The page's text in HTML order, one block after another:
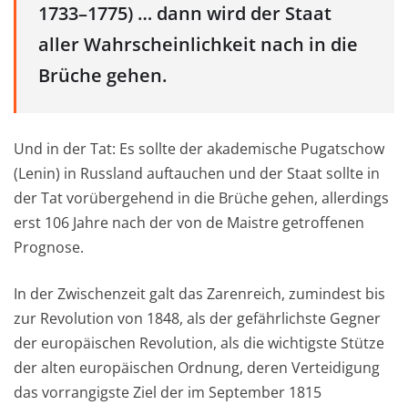
1733–1775) … dann wird der Staat
aller Wahrscheinlichkeit nach in die
Brüche gehen.
Und in der Tat: Es sollte der akademische Pugatschow
(Lenin) in Russland auftauchen und der Staat sollte in
der Tat vorübergehend in die Brüche gehen, allerdings
erst 106 Jahre nach der von de Maistre getroffenen
Prognose.
In der Zwischenzeit galt das Zarenreich, zumindest bis
zur Revolution von 1848, als der gefährlichste Gegner
der europäischen Revolution, als die wichtigste Stütze
der alten europäischen Ordnung, deren Verteidigung
das vorrangigste Ziel der im September 1815